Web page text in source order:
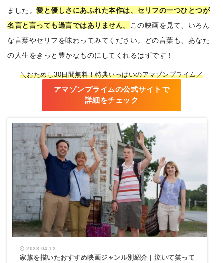
ました。愛と優しさにあふれた本作は、セリフの一つひとつが
名言と言っても過言ではありません。
この映画を見て、いろん
な言葉やセリフを味わってみてください。どの言葉も、あなた
の人生をきっと豊かなものにしてくれるはずです！
＼おためし30日間無料！特典いっぱいのアマゾンプライム／
アマゾンプライムの公式サイトで
詳細をチェック
2023.04.12
家族を描いたおすすめ映画ジャンル別紹介 | 泣いて笑って